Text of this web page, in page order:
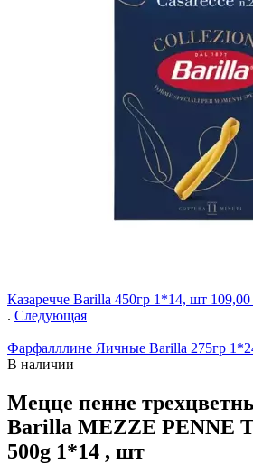
Казаречче Barilla 450гр 1*14, шт 109,00
. Следующая
Фарфалллине Яичные Barilla 275гр
В наличии
Мецце пенне
Barilla MEZZE PENNE
500g 1*14 , шт